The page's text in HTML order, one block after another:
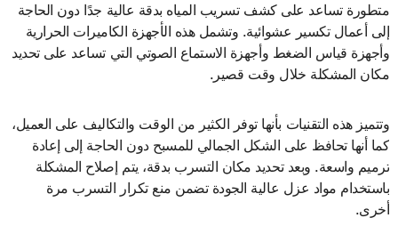
متطورة تساعد على كشف تسريب المياه بدقة عالية جدًا دون الحاجة
إلى أعمال تكسير عشوائية. وتشمل هذه الأجهزة الكاميرات الحرارية
وأجهزة قياس الضغط وأجهزة الاستماع الصوتي التي تساعد على تحديد
مكان المشكلة خلال وقت قصير.
وتتميز هذه التقنيات بأنها توفر الكثير من الوقت والتكاليف على العميل،
كما أنها تحافظ على الشكل الجمالي للمسبح دون الحاجة إلى إعادة
ترميم واسعة. وبعد تحديد مكان التسرب بدقة، يتم إصلاح المشكلة
باستخدام مواد عزل عالية الجودة تضمن منع تكرار التسرب مرة
أخرى.